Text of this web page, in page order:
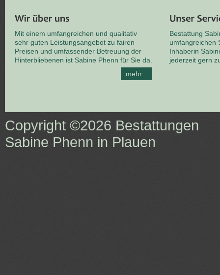
Mit einem umfangreichen und qualitativ
sehr guten Leistungsangebot zu fairen
Preisen und umfassender Betreuung der
Hinterbliebenen ist Sabine Phenn für Sie da.
mehr...
Bestattung
umfangreichen
Inhaberin
jederzeit gern
Copyright ©2026 Bestattungen
Sabine Phenn in Plauen